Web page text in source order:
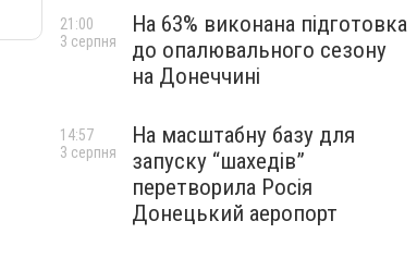
На 63% виконана підготовка
до опалювального сезону
на Донеччині
21:00
3 серпня
На масштабну базу для
запуску “шахедів”
перетворила Росія
Донецький аеропорт
14:57
3 серпня